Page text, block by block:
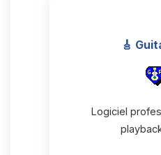
🎸
Logiciel